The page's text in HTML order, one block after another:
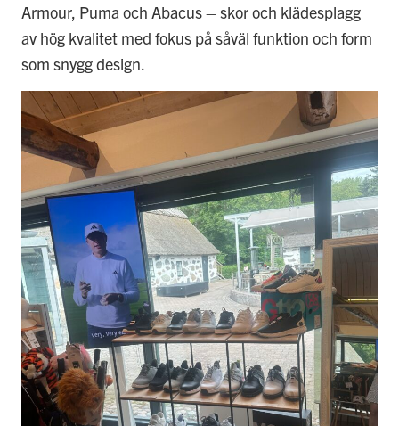
Armour, Puma och Abacus – skor och klädesplagg
av hög kvalitet med fokus på såväl funktion och form
som snygg design.